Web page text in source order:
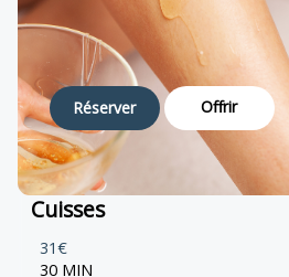
Réserver Offrir
Cuisses
31€
30 MIN